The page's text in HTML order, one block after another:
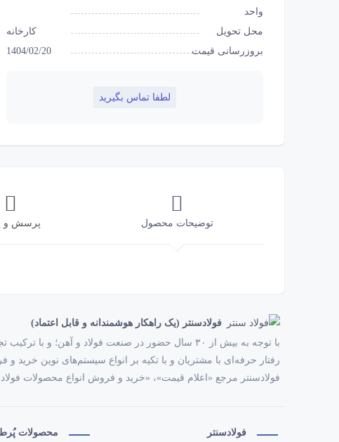
واحد
محل تحویل
کارخانه
بروزرسانی قیمت
1404/02/20
لطفا تماس بگیرید
توضیحات محصول پرسش و
فولادسنتر (یک راهکار هوشمندانه و قابل اعتماد)
با توجه به بیش از ۳۰ سال حضور در صنعت فولاد و
رفتار حرفه‌ای با مشتریان و با تکیه بر انواع سیستم‌های نوین خرید
فولادسنتر مرجع «اعلام قیمت»، «خرید و فروش انواع محصولات
فولادسنتر
محصولات